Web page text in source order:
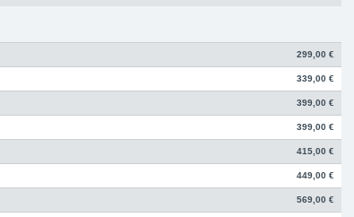
299,00 €
339,00 €
399,00 €
399,00 €
415,00 €
449,00 €
569,00 €